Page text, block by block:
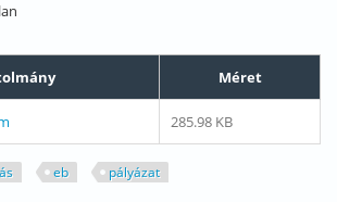
Méret
285.98 KB
eb pályázat